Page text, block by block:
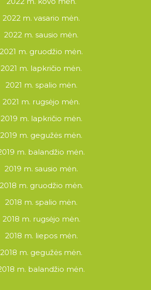
2022 m. vasario mėn.
2022 m. sausio mėn.
2021 m. gruodžio mėn.
2021 m. lapkričio mėn.
2021 m. spalio mėn.
2021 m. rugsėjo mėn.
2019 m. lapkričio mėn.
2019 m. gegužės mėn.
m. balandžio mėn.
2019 m. sausio mėn.
2018 m. gruodžio mėn.
2018 m. spalio mėn.
2018 m. rugsėjo mėn.
2018 m. liepos mėn.
2018 m. gegužės mėn.
m. balandžio mėn.